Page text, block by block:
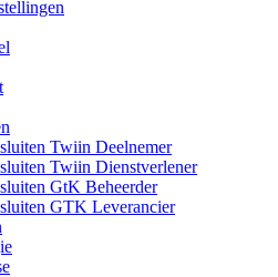
Twiin Deelnemer
Twiin Dienstverlener
GtK Beheerder
GTK Leverancier